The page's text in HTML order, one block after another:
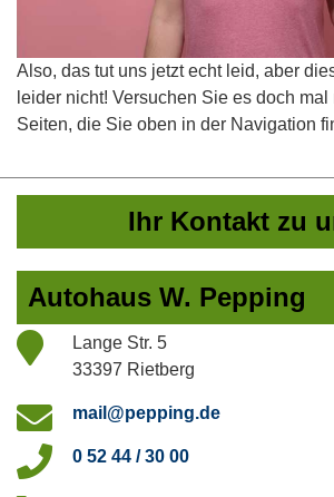
Also, das tut uns jetzt echt leid, aber
leider nicht! Versuchen Sie es doch
Seiten, die Sie oben in der Navigation
Ihr Kontakt zu
Autohaus W. Pepping
Lange Str. 5
33397 Rietberg
mail@pepping.de
0 52 44 / 30 00